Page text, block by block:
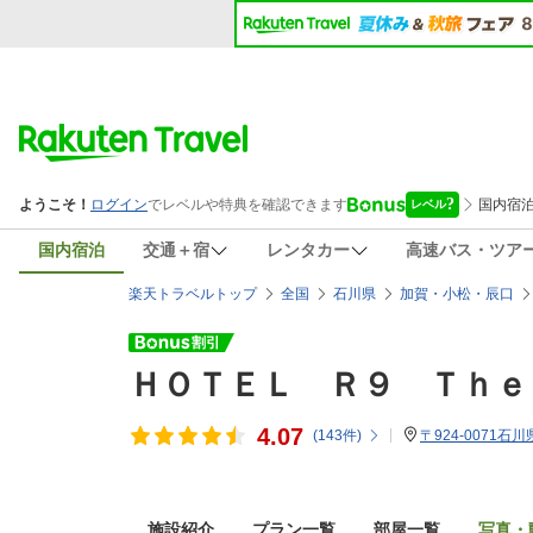
国内宿泊 交通＋宿 レンタカー 高速バス・ツア
楽天トラベルトップ 全国 石川県 加賀・小松・辰口
ＨＯＴＥＬ Ｒ９ Ｔｈ
4.07 (143件) 〒924-0071石川